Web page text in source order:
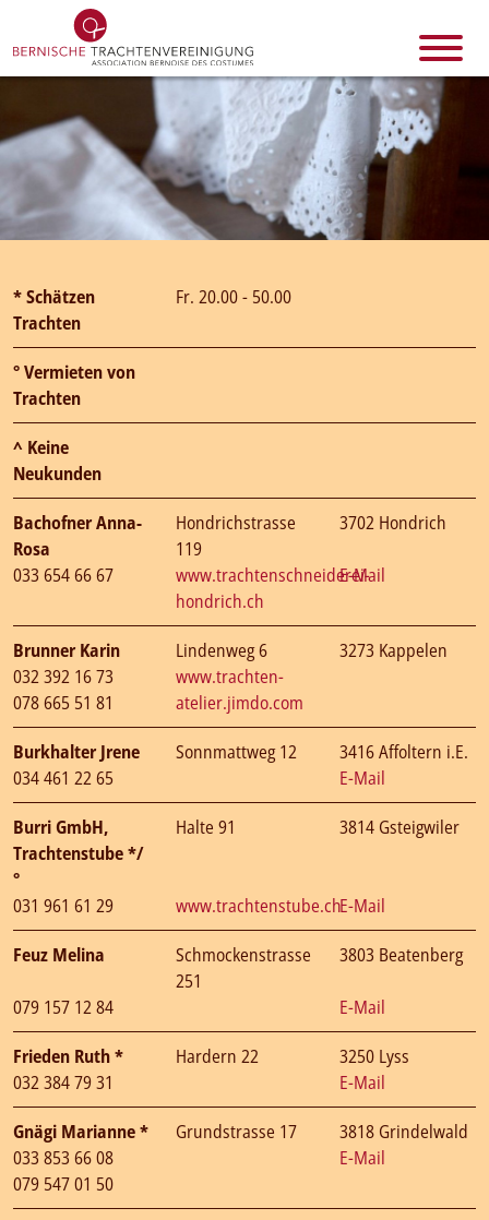
* Schätzen
Trachten
Fr. 20.00 - 50.00
° Vermieten von
Trachten
^ Keine
Neukunden
Bachofner Anna-
Rosa
Hondrichstrasse
119
3702 Hondrich
033 654 66 67
www.trachtenschneiderei-
hondrich.ch
E-Mail
Brunner Karin Lindenweg 6
3273 Kappelen
032 392 16 73
078 665 51 81
www.trachten-
atelier.jimdo.com
Burkhalter Jrene Sonnmattweg 12
3416 Affoltern i.E.
034 461 22 65
E-Mail
Burri GmbH,
Trachtenstube */
°
Halte 91 3814 Gsteigwiler
031 961 61 29 www.trachtenstube.chE-Mail
Feuz Melina
Schmockenstrasse
251
3803 Beatenberg
079 157 12 84 E-Mail
Frieden Ruth * Hardern 22
3250 Lyss
032 384 79 31
E-Mail
Gnägi Marianne * Grundstrasse 17
3818 Grindelwald
033 853 66 08
079 547 01 50
E-Mail